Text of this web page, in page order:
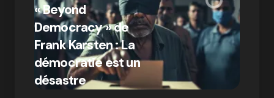
« Beyond
Democracy » de
Frank Karsten : La
démocratie est un
désastre
par Ines Aissani
on 03/10/2024